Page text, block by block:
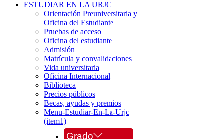
ESTUDIAR EN LA URJC
Orientación Preuniversitaria y
Oficina del Estudiante
Pruebas de acceso
Oficina del estudiante
Admisión
Matrícula y convalidaciones
Vida universitaria
Oficina Internacional
Biblioteca
Precios públicos
Becas, ayudas y premios
Menu-Estudiar-En-La-Urjc
(item1)
Grado